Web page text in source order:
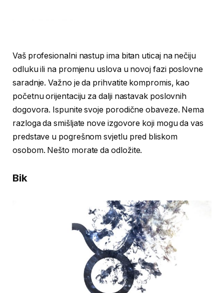
Vaš profesionalni nastup ima bitan uticaj na nečiju
odluku ili na promjenu uslova u novoj fazi poslovne
saradnje. Važno je da prihvatite kompromis, kao
početnu orijentaciju za dalji nastavak poslovnih
dogovora. Ispunite svoje porodične obaveze. Nema
razloga da smišljate nove izgovore koji mogu da vas
predstave u pogrešnom svjetlu pred bliskom
osobom. Nešto morate da odložite.
Bik